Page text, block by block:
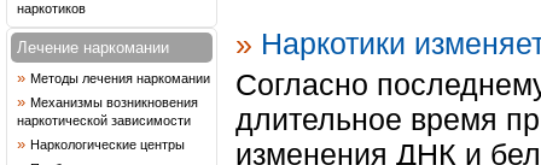
наркотиков
Лечение наркомании
» Методы лечения наркомании
» Механизмы возникновения
наркотической зависимости
» Наркологические центры
» Наркотики
Согласно
длительное время
изменения ДНК и